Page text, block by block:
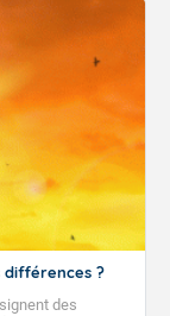
différences ?
des